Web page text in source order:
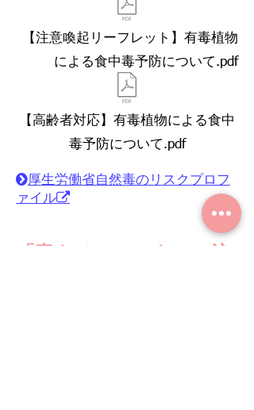
【注意喚起リーフレット】有毒植物
による食中毒予防について.pdf
【高齢者対応】有毒植物による食中
毒予防について.pdf
e厚生労働省自然毒のリスクプロフ
ァイル​​ｑ
「毒キノコ」にも、ご注